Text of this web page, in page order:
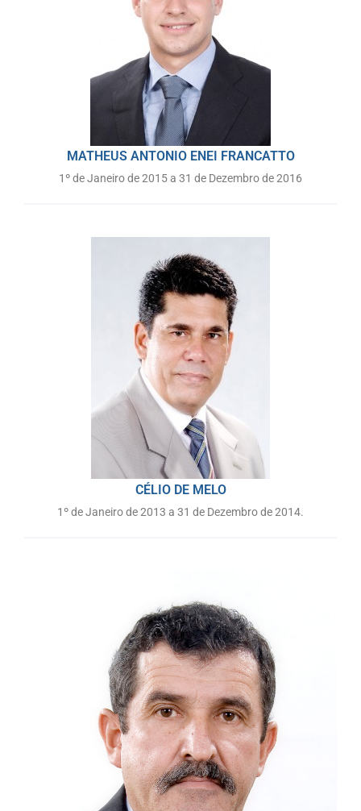
MATHEUS ANTONIO ENEI FRANCATTO
1º de Janeiro de 2015 a 31 de Dezembro de 2016
CÉLIO DE MELO
1º de Janeiro de 2013 a 31 de Dezembro de 2014.